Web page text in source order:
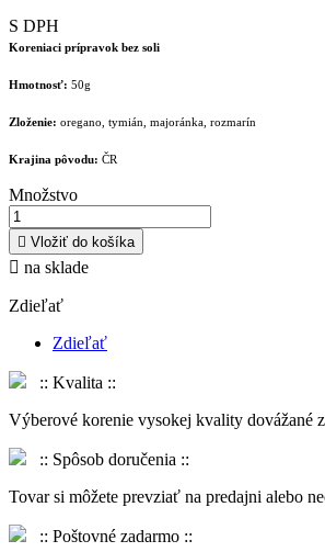
S DPH
Koreniaci prípravok bez soli
Hmotnosť: 50g
Zloženie: oregano, tymián, majoránka, rozmarín
Krajina pôvodu: ČR
Množstvo
 Vložiť do košíka
 na sklade
Zdieľať
Zdieľať
:: Kvalita ::
Výberové korenie vysokej kvality dovážané
:: Spôsob doručenia ::
Tovar si môžete prevziať na predajni alebo
:: Poštovné zadarmo ::